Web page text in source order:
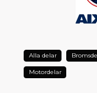
Bevarad
Lång
Alla delar
Motordelar